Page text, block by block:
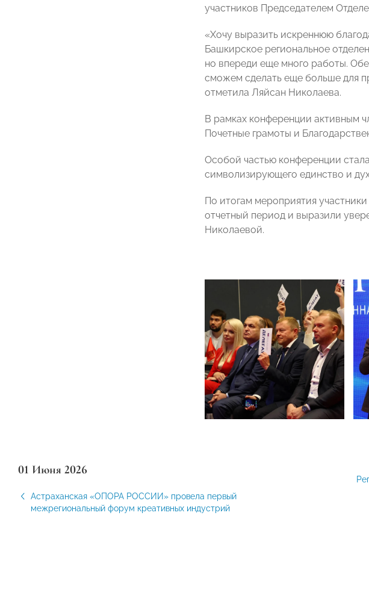
участников Председателем
«Хочу выразить искреннюю
Башкирское региональное
но впереди еще много работы.
сможем сделать еще больше для
отметила Ляйсан Николаева.
В рамках конференции
Почетные грамоты и
Особой частью конференции
символизирующего единство и
По итогам мероприятия
отчетный период и выразили
Николаевой.
01 Июня 2026
Астраханская «ОПОРА РОССИИ» провела первый
межрегиональный форум креативных индустрий